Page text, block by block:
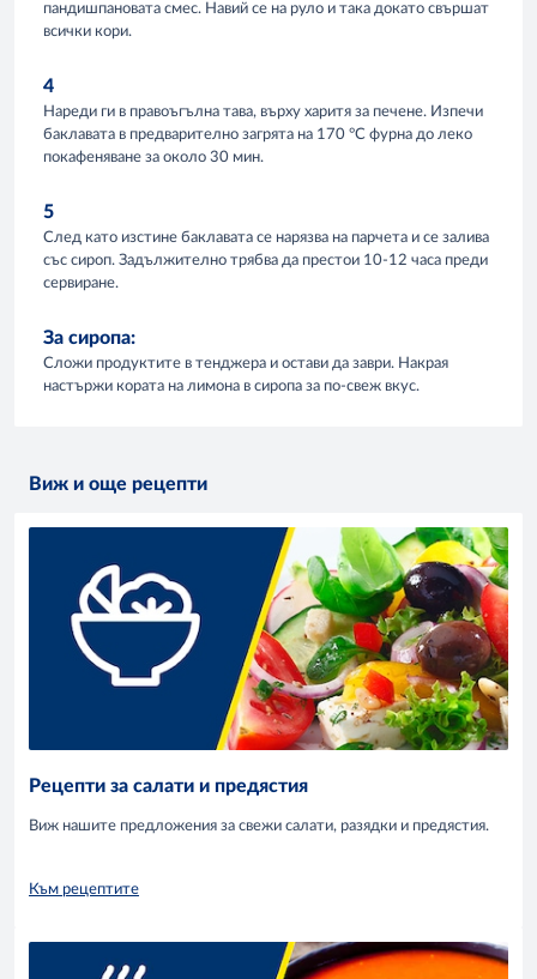
пандишпановата смес. Навий се на руло и така докато свършат
всички кори.
4
Нареди ги в правоъгълна тава, върху харитя за печене. Изпечи
баклавата в предварително загрята на 170 °C фурна до леко
покафеняване за около 30 мин.
5
След като изстине баклавата се нарязва на парчета и се залива
със сироп. Задължително трябва да престои 10-12 часа преди
сервиране.
За сиропа:
Сложи продуктите в тенджера и остави да заври. Накрая
настържи кората на лимона в сиропа за по-свеж вкус.
Виж и още рецепти
Рецепти за салати и предястия
Виж нашите предложения за свежи салати, разядки и предястия.
Към рецептите